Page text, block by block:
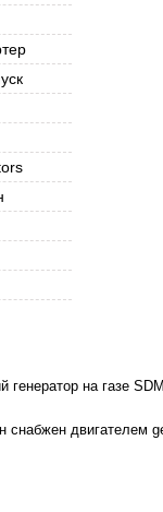
на газе
двигателем